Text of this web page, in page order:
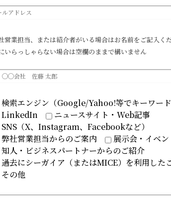
営業担当、または紹介者がいる場合はお名前をご記入くだ
いらっしゃらない場合は空欄のままで構いません
検索エンジン（Google/Yahoo!等でキーワード
LinkedIn
ニュースサイト・Web記事
SNS（X、Instagram、Facebookなど）
弊社営業担当からのご案内
展示会・イベ
知人・ビジネスパートナーからのご紹介
過去にシーガイア（またはMICE）を利用した
その他